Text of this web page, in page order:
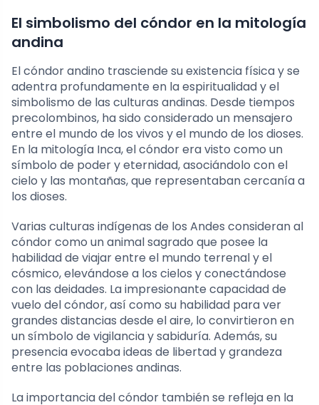
El simbolismo del cóndor en la mitología
andina
El cóndor andino trasciende su existencia física y se
adentra profundamente en la espiritualidad y el
simbolismo de las culturas andinas. Desde tiempos
precolombinos, ha sido considerado un mensajero
entre el mundo de los vivos y el mundo de los dioses.
En la mitología Inca, el cóndor era visto como un
símbolo de poder y eternidad, asociándolo con el
cielo y las montañas, que representaban cercanía a
los dioses.
Varias culturas indígenas de los Andes consideran al
cóndor como un animal sagrado que posee la
habilidad de viajar entre el mundo terrenal y el
cósmico, elevándose a los cielos y conectándose
con las deidades. La impresionante capacidad de
vuelo del cóndor, así como su habilidad para ver
grandes distancias desde el aire, lo convirtieron en
un símbolo de vigilancia y sabiduría. Además, su
presencia evocaba ideas de libertad y grandeza
entre las poblaciones andinas.
La importancia del cóndor también se refleja en la